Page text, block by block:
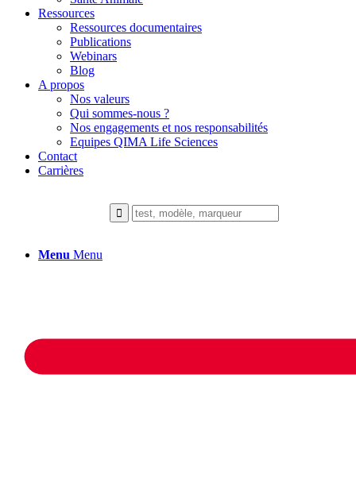
Ressources
Ressources documentaires
Publications
Webinars
Blog
A propos
Nos valeurs
Qui sommes-nous ?
Nos engagements et nos responsabilités
Equipes QIMA Life Sciences
Contact
Carrières
Menu Menu